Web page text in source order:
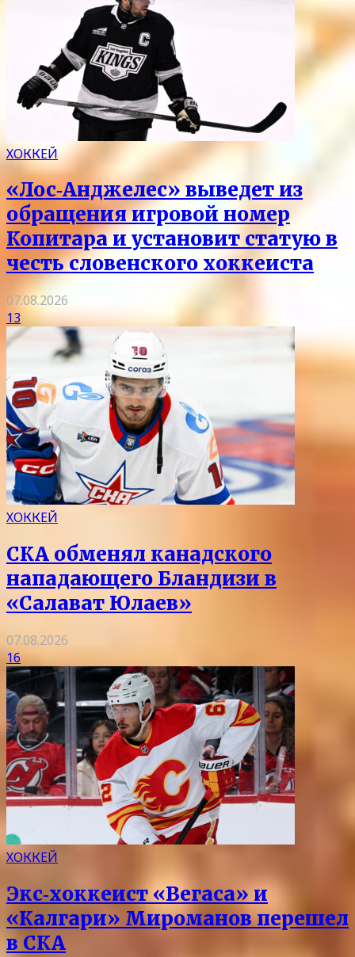
ХОККЕЙ
«Лос‑Анджелес» выведет из
обращения игровой номер
Копитара и установит статую в
честь словенского хоккеиста
07.08.2026
13
ХОККЕЙ
СКА обменял канадского
нападающего Бландизи в
«Салават Юлаев»
07.08.2026
16
ХОККЕЙ
Экс‑хоккеист «Вегаса» и
«Калгари» Мироманов перешел
в СКА